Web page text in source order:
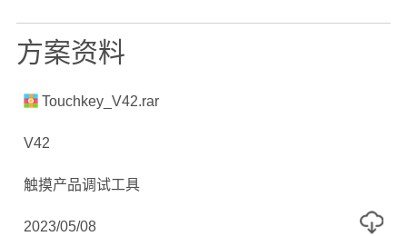
方案资料
Touchkey_V42.rar
V42
触摸产品调试工具
2023/05/08